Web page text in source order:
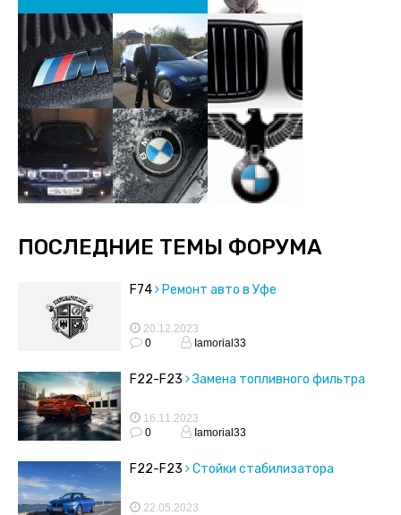
ПОСЛЕДНИЕ ТЕМЫ ФОРУМА
F74 Ремонт авто в Уфе
20.12.2023
0
Iamorial33
F22-F23 Замена топливного фильтра
16.11.2023
0
Iamorial33
F22-F23 Стойки стабилизатора
22.05.2023